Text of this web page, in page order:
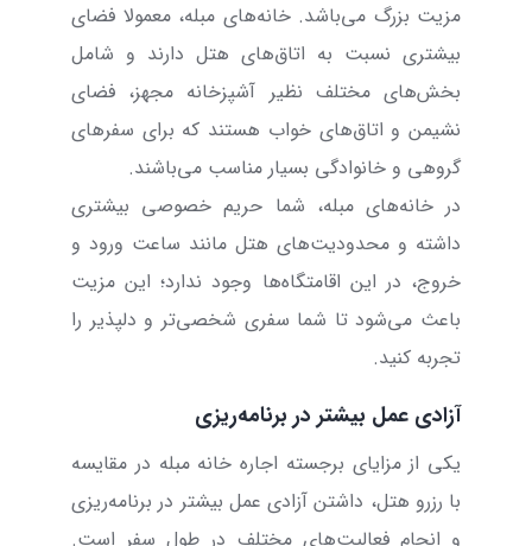
مزیت بزرگ ‌می‌باشد. خانه‌های مبله، معمولا فضای
بیشتری نسبت به اتاق‌های هتل دارند و شامل
بخش‌های مختلف نظیر آشپزخانه مجهز، فضای
نشیمن و اتاق‌های خواب هستند که برای سفرهای
گروهی و خانوادگی بسیار مناسب می‌باشند.
در خانه‌های مبله، شما حریم خصوصی بیشتری
داشته و محدودیت‌های هتل مانند ساعت ورود و
خروج، در این اقامتگاه‌ها وجود ندارد؛ این مزیت
باعث می‌شود تا شما سفری شخصی‌تر و دلپذیر را
تجربه کنید.
آزادی عمل بیشتر در برنامه‌ریزی
یکی از مزایای برجسته اجاره خانه مبله در مقایسه
با رزرو هتل، داشتن آزادی عمل بیشتر در برنامه‌ریزی
و انجام فعالیت‌های مختلف در طول سفر است.